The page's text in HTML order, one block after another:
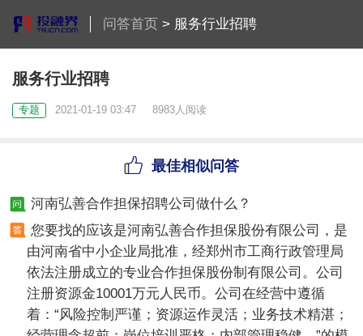
问答首页> 服务行业招聘
服务行业招聘
专题 2021-01-19 03:47 8983人阅读
最佳相似问答
河南弘善合作担保招聘公司做什么？
您要找的应该是河南弘善合作担保股份有限公司，是
由河南省中小企业局批准，经郑州市工商行政管理局
依法注册成立的专业合作担保股份制有限公司。公司
注册资源金10001万元人民币。公司在经营中遵循
着：“风险控制严谨；资源运作灵活；业务技术精湛；